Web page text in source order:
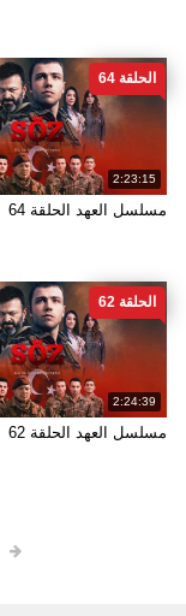
2:23:15
الحلقة 64
مسلسل العهد الحلقة 64
2:24:39
الحلقة 62
مسلسل العهد الحلقة 62